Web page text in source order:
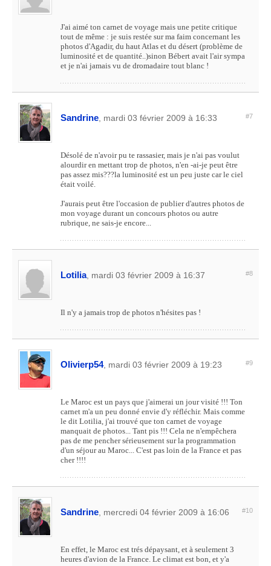
J'ai aimé ton carnet de voyage mais une petite critique
tout de même : je suis restée sur ma faim concernant les
photos d'Agadir, du haut Atlas et du désert (problème de
luminosité et de quantité..)sinon Bébert avait l'air sympa
et je n'ai jamais vu de dromadaire tout blanc !
Sandrine , mardi 03 février 2009 à 16:33 #7
Désolé de n'avoir pu te rassasier, mais je n'ai pas voulut
alourdir en mettant trop de photos, n'en -ai-je peut être
pas assez mis???la luminosité est un peu juste car le ciel
était voilé.
J'aurais peut être l'occasion de publier d'autres photos de
mon voyage durant un concours photos ou autre
rubrique, ne sais-je encore...
Lotilia, mardi 03 février 2009 à 16:37 #8
Il n'y a jamais trop de photos n'hésites pas !
Olivierp54, mardi 03 février 2009 à 19:23 #9
Le Maroc est un pays que j'aimerai un jour visité !!! Ton
carnet m'a un peu donné envie d'y réfléchir. Mais comme
le dit Lotilia, j'ai trouvé que ton carnet de voyage
manquait de photos... Tant pis !!! Cela ne n'empêchera
pas de me pencher sérieusement sur la programmation
d'un séjour au Maroc... C'est pas loin de la France et pas
cher !!!!
Sandrine , mercredi 04 février 2009 à 16:06 #10
En effet, le Maroc est trés dépaysant, et à seulement 3
heures d'avion de la France. Le climat est bon, et y'a